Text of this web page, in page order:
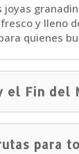
joyas
y lleno
quienes
el Fin del
para